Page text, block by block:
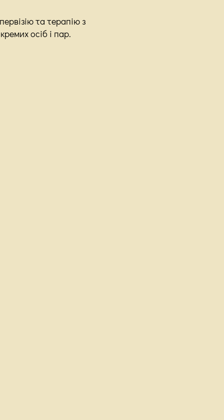
та терапію з
осіб і пар.